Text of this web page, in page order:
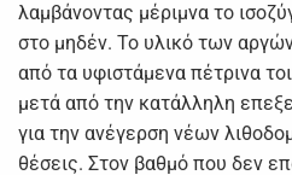
λαμβάνοντας μέριμνα το
στο μηδέν. Το υλικό των
από τα υφιστάμενα πέτρινα
μετά από την κατάλληλη
για την ανέγερση νέων
θέσεις. Στον βαθμό που δεν